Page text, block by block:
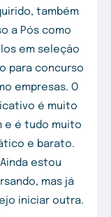
também
a Pós como
em seleção
para concurso
empresas. O
é muito
e é tudo muito
e barato.
Ainda estou
mas já
iniciar outra.